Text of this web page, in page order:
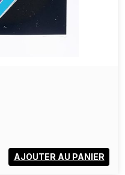
AJOUTER AU PANIER